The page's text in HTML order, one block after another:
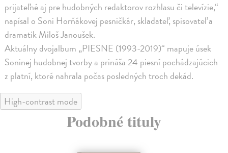
prijateľné aj pre hudobných redaktorov rozhlasu či televízie,“
napísal o Soni Horňákovej pesničkár, skladateľ, spisovateľ a
dramatik Miloš Janoušek.
Aktuálny dvojalbum „PIESNE (1993-2019)“ mapuje úsek
Soninej hudobnej tvorby a prináša 24 piesní pochádzajúcich
z platní, ktoré nahrala počas posledných troch dekád.
High-contrast mode
Podobné tituly